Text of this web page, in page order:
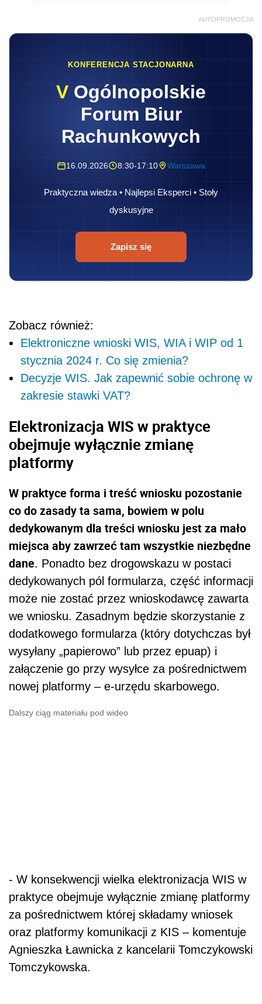
AUTOPROMOCJA
KONFERENCJA STACJONARNA
V Ogólnopolskie
Forum Biur
Rachunkowych
16.09.2026 8:30-17:10 Warszawa
Praktyczna wiedza • Najlepsi Eksperci • Stoły
dyskusyjne
Zapisz się
Zobacz również:
Elektroniczne wnioski WIS, WIA i WIP od 1
stycznia 2024 r. Co się zmienia?
Decyzje WIS. Jak zapewnić sobie ochronę w
zakresie stawki VAT?
Elektronizacja WIS w praktyce
obejmuje wyłącznie zmianę
platformy
W praktyce forma i treść wniosku pozostanie
co do zasady ta sama, bowiem w polu
dedykowanym dla treści wniosku jest za mało
miejsca aby zawrzeć tam wszystkie niezbędne
dane. Ponadto bez drogowskazu w postaci
dedykowanych pól formularza, część informacji
może nie zostać przez wnioskodawcę zawarta
we wniosku. Zasadnym będzie skorzystanie z
dodatkowego formularza (który dotychczas był
wysyłany „papierowo” lub przez epuap) i
załączenie go przy wysyłce za pośrednictwem
nowej platformy – e-urzędu skarbowego.
Dalszy ciąg materiału pod wideo
- W konsekwencji wielka elektronizacja WIS w
praktyce obejmuje wyłącznie zmianę platformy
za pośrednictwem której składamy wniosek
oraz platformy komunikacji z KIS – komentuje
Agnieszka Ławnicka z kancelarii Tomczykowski
Tomczykowska.